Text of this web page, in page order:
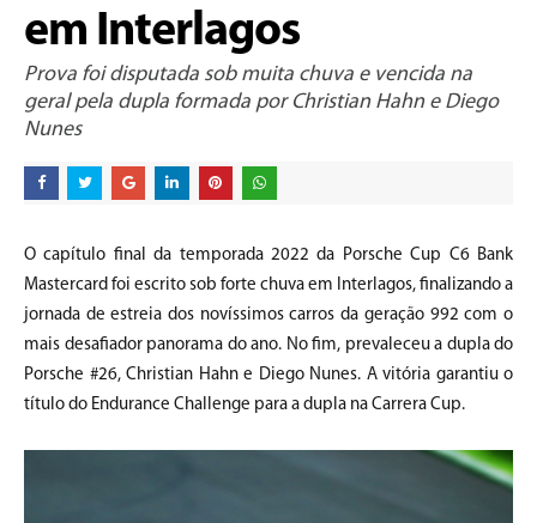
em Interlagos
Prova foi disputada sob muita chuva e vencida na
geral pela dupla formada por Christian Hahn e Diego
Nunes
O capítulo final da temporada 2022 da Porsche Cup C6 Bank
Mastercard foi escrito sob forte chuva em Interlagos, finalizando a
jornada de estreia dos novíssimos carros da geração 992 com o
mais desafiador panorama do ano. No fim, prevaleceu a dupla do
Porsche #26, Christian Hahn e Diego Nunes. A vitória garantiu o
título do Endurance Challenge para a dupla na Carrera Cup.